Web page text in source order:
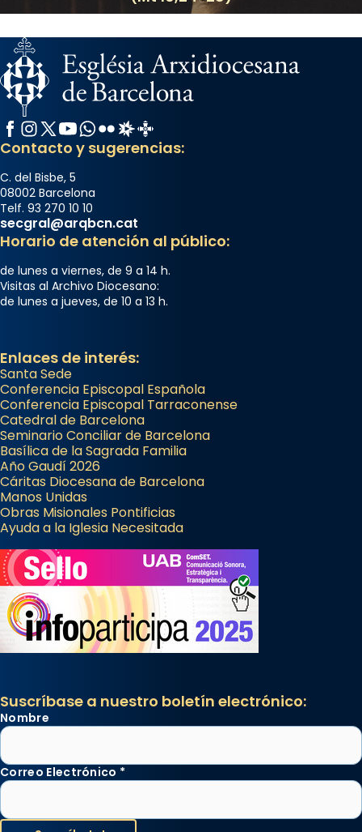
Facebook
Instagram
X / Twitter
YouTube
WhatsApp
FlickrRadio Estel
Catalunya Cristiana
Contacto y sugerencias:
C. del Bisbe, 5
08002 Barcelona
Telf. 93 270 10 10
secgral@arqbcn.cat
Horario de atención al público:
de lunes a viernes, de 9 a 14 h.
Visitas al Archivo Diocesano:
de lunes a jueves, de 10 a 13 h.
Enlaces de interés:
Santa Sede
Conferencia Episcopal Española
Conferencia Episcopal Tarraconense
Catedral de Barcelona
Seminario Conciliar de Barcelona
Basílica de la Sagrada Familia
Año Gaudí 2026
Cáritas Diocesana de Barcelona
Manos Unidas
Obras Misionales Pontificias
Ayuda a la Iglesia Necesitada
Suscríbase a nuestro boletín electrónico:
Nombre
Correo Electrónico *